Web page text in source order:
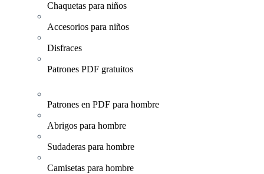
Chaquetas para niños
Accesorios para niños
Disfraces
Patrones PDF gratuitos
Patrones en PDF para hombre
Abrigos para hombre
Sudaderas para hombre
Camisetas para hombre